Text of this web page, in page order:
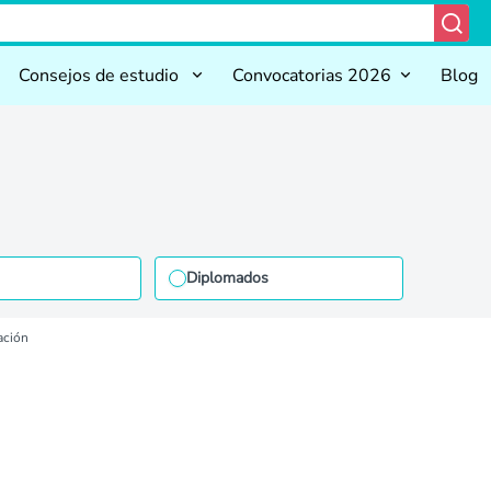
Consejos de estudio Convocatorias 2026 Blog
Diplomados